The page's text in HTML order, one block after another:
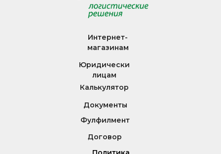
Интернет-
магазинам
Юридически
лицам
Фулфилмент
Договор
Калькулятор
Документы